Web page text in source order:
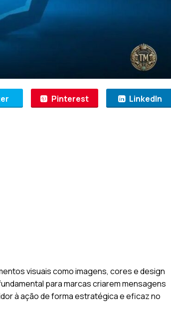
Pinterest LinkedIn
visuais como imagens, cores e design
para marcas criarem mensagens
à ação de forma estratégica e eficaz no